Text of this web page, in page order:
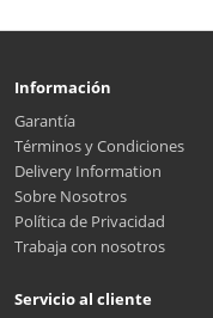
Información
Garantía
Términos y Condiciones
Delivery Information
Sobre Nosotros
Política de Privacidad
Trabaja con nosotros
Servicio al cliente